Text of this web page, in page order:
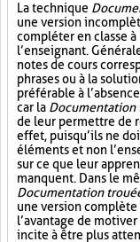
La technique
une version
compléter en classe à
l’enseignant.
notes de cours
phrases ou à la
préférable à
car la Documentation
de leur permettre de
effet, puisqu’ils ne
éléments et non
sur ce que leur
manquent. Dans le
Documentation
une version
l’avantage de
incite à être plus